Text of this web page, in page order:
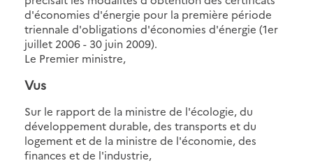
d'économies d'énergie pour la première période
triennale d'obligations d'économies d'énergie (1er
juillet 2006 - 30 juin 2009).
Le Premier ministre,
Vus
Sur le rapport de la ministre de l'écologie, du
développement durable, des transports et du
logement et de la ministre de l'économie, des
finances et de l'industrie,